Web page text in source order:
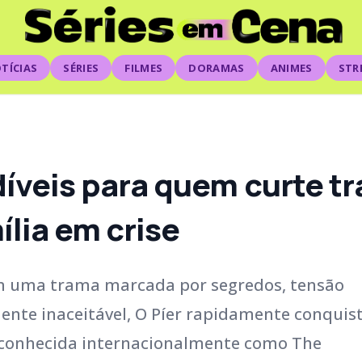
SÉRIES FILMES DORAMAS ANIMES
para quem curte
em crise
uma trama marcada por segredos, tensão
inaceitável, O Píer rapidamente
internacionalmente como The